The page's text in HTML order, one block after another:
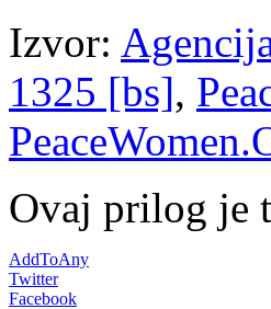
Izvor:
1325 [bs],
Ovaj prilog je
AddToAny
Twitter
Facebook